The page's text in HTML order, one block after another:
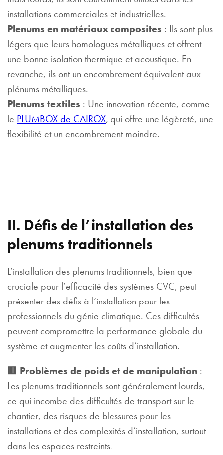
installations commerciales et industrielles.
Plenums en matériaux composites : Ils sont plus
légers que leurs homologues métalliques et offrent
une bonne isolation thermique et acoustique. En
revanche, ils ont un encombrement équivalent aux
plénums métalliques.
Plenums textiles : Une innovation récente, comme
le PLUMBOX de CAIROX, qui offre une légèreté, une
flexibilité et un encombrement moindre.
II. Défis de l’installation des
plenums traditionnels
L’installation des plenums traditionnels, bien que
cruciale pour l’efficacité des systèmes CVC, peut
présenter des défis à l’installation pour les
professionnels du génie climatique. Ces difficultés
peuvent compromettre la performance globale du
système et augmenter les coûts d’installation.
🟥 Problèmes de poids et de manipulation :
Les plenums traditionnels sont généralement lourds,
ce qui incombe des difficultés de transport sur le
chantier, des risques de blessures pour les
installations et des complexités d’installation, surtout
dans les espaces restreints.